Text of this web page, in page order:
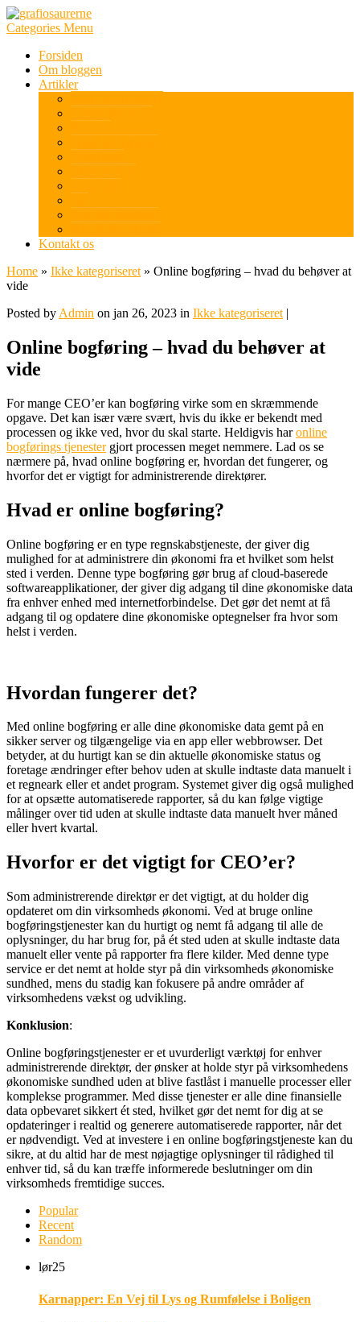
Categories Menu
Forsiden
Om bloggen
Artikler
Kontakt os
Home » Ikke kategoriseret » Online bogføring – hvad du behøver at
vide
Posted by Admin on jan 26, 2023 in Ikke kategoriseret |
Online bogføring – hvad du behøver at
vide
For mange CEO’er kan bogføring virke som en skræmmende
opgave. Det kan især være svært, hvis du ikke er bekendt med
processen og ikke ved, hvor du skal starte. Heldigvis haronline
bogførings tjenestergjort processen meget nemmere. Lad os se
nærmere på, hvad online bogføring er, hvordan det fungerer, og
hvorfor det er vigtigt for administrerende direktører.
Hvad er online bogføring?
Online bogføring er en type regnskabstjeneste, der giver dig
mulighed for at administrere din økonomi fra et hvilket som helst
sted i verden. Denne type bogføring gør brug af cloud-baserede
softwareapplikationer, der giver dig adgang til dine økonomiske data
fra enhver enhed med internetforbindelse. Det gør det nemt at få
adgang til og opdatere dine økonomiske optegnelser fra hvor som
helst i verden.
Hvordan fungerer det?
Med online bogføring er alle dine økonomiske data gemt på en
sikker server og tilgængelige via en app eller webbrowser. Det
betyder, at du hurtigt kan se din aktuelle økonomiske status og
foretage ændringer efter behov uden at skulle indtaste data manuelt i
et regneark eller et andet program. Systemet giver dig også mulighed
for at opsætte automatiserede rapporter, så du kan følge vigtige
målinger over tid uden at skulle indtaste data manuelt hver måned
eller hvert kvartal.
Hvorfor er det vigtigt for CEO’er?
Som administrerende direktør er det vigtigt, at du holder dig
opdateret om din virksomheds økonomi. Ved at bruge online
bogføringstjenester kan du hurtigt og nemt få adgang til alle de
oplysninger, du har brug for, på ét sted uden at skulle indtaste data
manuelt eller vente på rapporter fra flere kilder. Med denne type
service er det nemt at holde styr på din virksomheds økonomiske
sundhed, mens du stadig kan fokusere på andre områder af
virksomhedens vækst og udvikling.
Konklusion:
Online bogføringstjenester er et uvurderligt værktøj for enhver
administrerende direktør, der ønsker at holde styr på virksomhedens
økonomiske sundhed uden at blive fastlåst i manuelle processer eller
komplekse programmer. Med disse tjenester er alle dine finansielle
data opbevaret sikkert ét sted, hvilket gør det nemt for dig at se
opdateringer i realtid og generere automatiserede rapporter, når det
er nødvendigt. Ved at investere i en online bogføringstjeneste kan du
sikre, at du altid har de mest nøjagtige oplysninger til rådighed til
enhver tid, så du kan træffe informerede beslutninger om din
virksomheds fremtidige succes.
Popular
Recent
Random
lør25
Karnapper: En Vej til Lys og Rumfølelse i Boligen